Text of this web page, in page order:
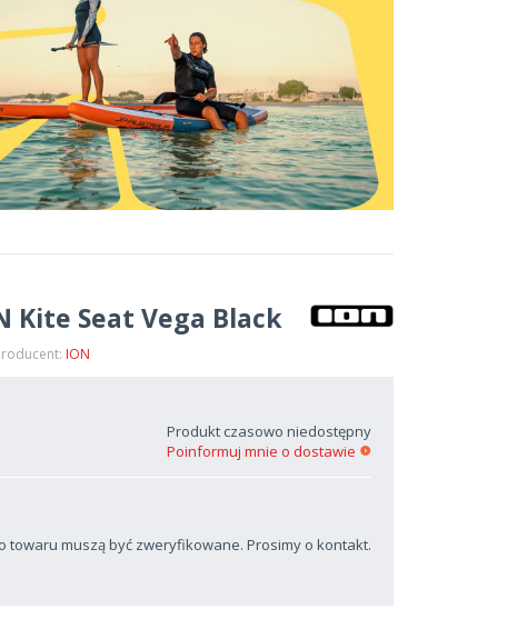
Kite Seat Vega Black
ION
Produkt czasowo niedostępny
Poinformuj mnie o dostawie
towaru muszą być zweryfikowane. Prosimy o kontakt.